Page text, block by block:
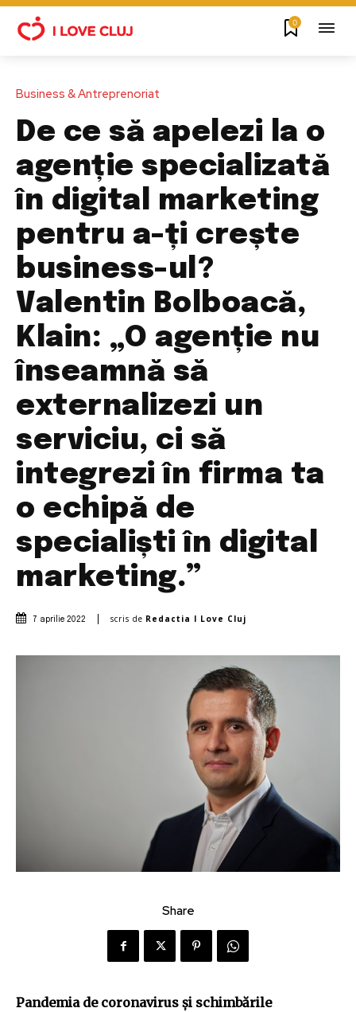
0
Business & Antreprenoriat
De ce să apelezi la o
agenție specializată
în digital marketing
pentru a-ți crește
business-ul?
Valentin Bolboacă,
Klain: „O agenție nu
înseamnă să
externalizezi un
serviciu, ci să
integrezi în firma ta
o echipă de
specialiști în digital
marketing.”
7 aprilie 2022 scris de Redactia I Love Cluj
Share
Pandemia de coronavirus și schimbările